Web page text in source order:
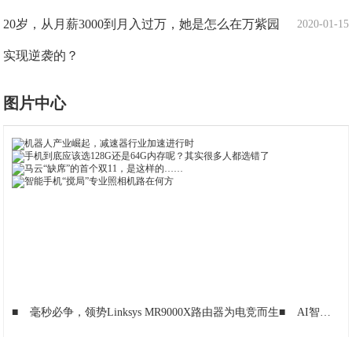
2020-01-15
20岁，从月薪3000到月入过万，她是怎么在万紫园
实现逆袭的？
图片中心
■ 毫秒必争，领势Linksys MR9000X路由器为电竞而生■ AI智能八重定位，保障孩子出行安全：360儿童电话手表评测